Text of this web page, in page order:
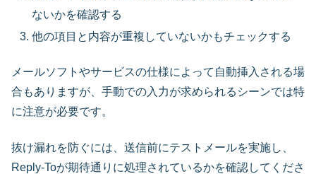
ないかを確認する
他の項目と内容が重複していないかもチェックする
メールソフトやサービスの仕様によって自動挿入される場
合もありますが、手動での入力が求められるシーンでは特
に注意が必要です。
抜け漏れを防ぐには、送信前にテストメールを実施し、
Reply-Toが期待通りに処理されているかを確認してくださ